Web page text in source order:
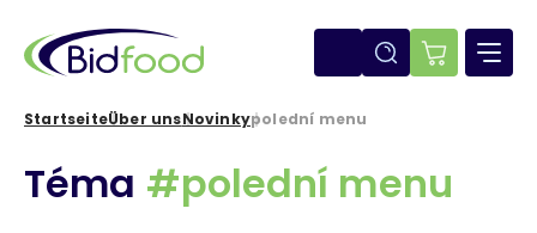
zum
Inhalt
E-
StartseiteÜber unsNovinkypolední menu
Téma #polední menu